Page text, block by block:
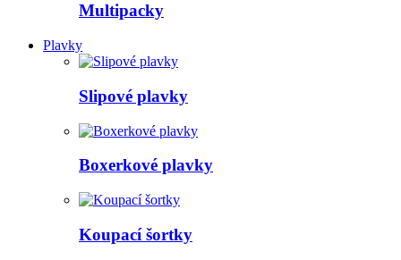
Multipacky
Plavky
Slipové plavky
Boxerkové plavky
Koupací šortky